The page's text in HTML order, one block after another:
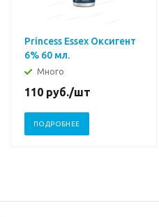
Princess Essex Оксигент
6% 60 мл.
Много
110 руб./шт
ПОДРОБНЕЕ